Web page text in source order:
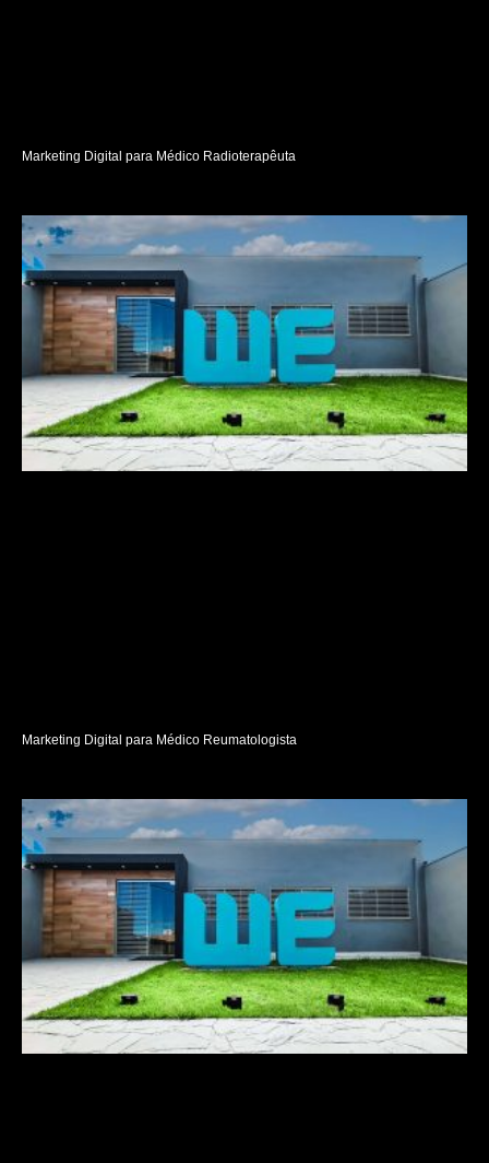
Marketing Digital para Médico Radioterapêuta
Marketing Digital para Médico Reumatologista